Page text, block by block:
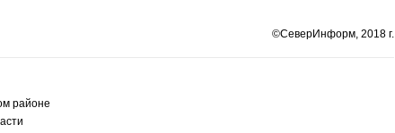
©СеверИнформ, 2018 г.
районе